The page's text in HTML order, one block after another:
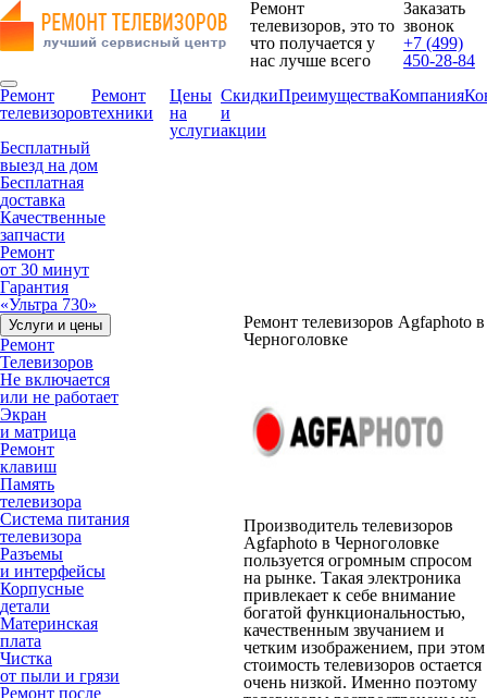
Ремонт
телевизоров, это то
что получается у
нас лучше всего
Заказать
звонок
+7 (499)
450-28-84
Ремонт
телевизоров
Ремонт
техники
Цены
на
услуги
Скидки
и
акции
ПреимуществаКомпания
Бесплатный
выезд на дом
Бесплатная
доставка
Качественные
запчасти
Ремонт
от 30 минут
Гарантия
«Ультра 730»
Услуги и цены
Ремонт
Телевизоров
Не включается
или не работает
Экран
и матрица
Ремонт
клавиш
Память
телевизора
Система питания
телевизора
Разъемы
и интерфейсы
Корпусные
детали
Материнская
плата
Чистка
от пыли и грязи
Ремонт после
Ремонт телевизоров Agfaphoto в
Черноголовке
Производитель телевизоров
Agfaphoto в Черноголовке
пользуется огромным спросом
на рынке. Такая электроника
привлекает к себе внимание
богатой функциональностью,
качественным звучанием и
четким изображением, при этом
стоимость телевизоров остается
очень низкой. Именно поэтому